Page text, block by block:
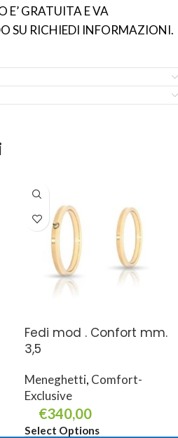
E’ GRATUITA E VA
SU RICHIEDI INFORMAZIONI.
Fedi mod . Confort mm.
3,5
Meneghetti, Comfort-
Exclusive
€340,00
Select Options